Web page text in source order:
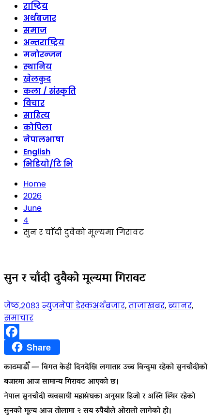
राष्ट्रिय
अर्थबजार
समाज
अन्तराष्ट्रिय
मनोरन्जन
स्थानिय
खेलकुद
कला / संस्कृति
विचार
साहित्य
कोपिला
नेपालभाषा
English
भिडियो/टि भि
Home
2026
June
4
सुन र चाँदी दुवैको मूल्यमा गिरावट
सुन र चाँदी दुवैको मूल्यमा गिरावट
जेष्ठ,२०८३ न्युजनेपा डेस्कअर्थबजार,ताजाखबर,ब्यानर,
समाचार
FacebookShare
काठमाडौँ — विगत केही दिनदेखि लगातार उच्च विन्दुमा रहेको सुनचाँदीको
बजारमा आज सामान्य गिरावट आएको छ।
नेपाल सुनचाँदी व्यवसायी महासंघका अनुसार हिजो र अस्ति स्थिर रहेको
सुनको मूल्य आज तोलामा २ सय रुपैयाँले ओरालो लागेको हो।